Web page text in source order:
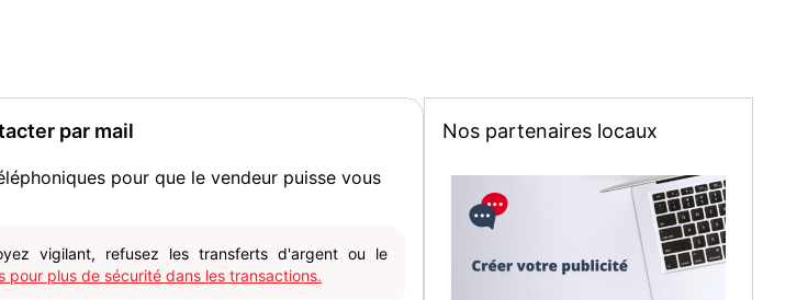
par mail
pour que le vendeur puisse vous
vigilant, refusez les transferts d'argent ou le
pour plus de sécurité dans les transactions.
Nos partenaires locaux